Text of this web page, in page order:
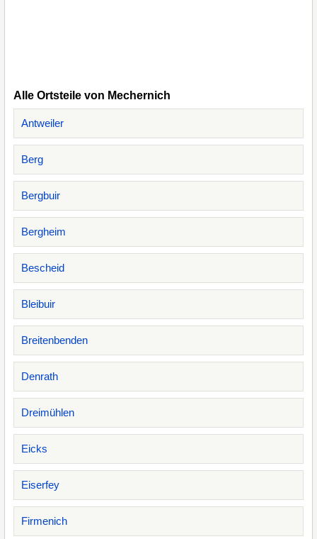
Alle Ortsteile von Mechernich
Antweiler
Berg
Bergbuir
Bergheim
Bescheid
Bleibuir
Breitenbenden
Denrath
Dreimühlen
Eicks
Eiserfey
Firmenich